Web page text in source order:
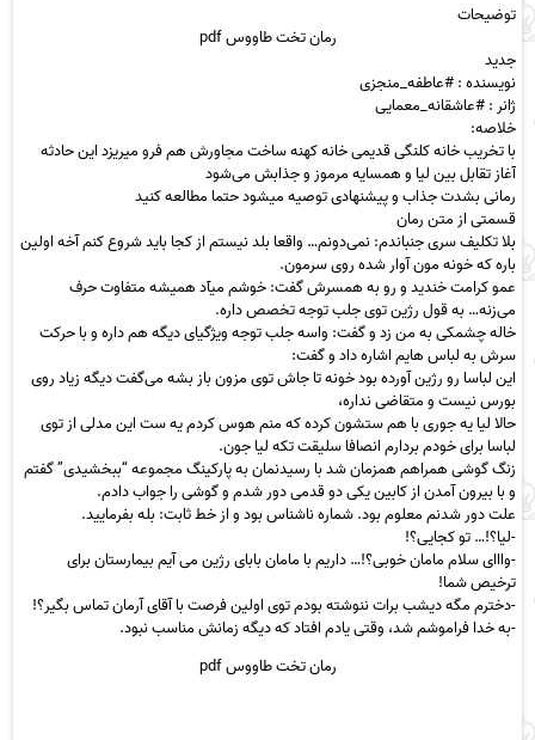
توضیحات
رمان تخت طاووس pdf
جدید
نویسنده : #عاطفه_منجزی
ژانر : #عاشقانه_معمایی
خلاصه:
با تخریب خانه کلنگی قدیمی خانه کهنه ساخت مجاورش هم فرو میریزد این حادثه
آغاز تقابل بین لیا و همسایه مرموز و جذابش می‌شود
رمانی بشدت جذاب و پیشنهادی توصیه میشود حتما مطالعه کنید
قسمتی از متن رمان
بلا تكلیف سری جنباندم: نمی‌دونم… واقعا بلد نیستم از کجا باید شروع کنم آخه اولین
باره که خونه مون آوار شده روی سرمون.
عمو کرامت خندید و رو به همسرش گفت: خوشم میآد همیشه متفاوت حرف
می‌زنه… به قول رژین توی جلب توجه تخصص داره.
خاله چشمکی به من زد و گفت: واسه جلب توجه ویژگیای دیگه هم داره و با حرکت
سرش به لباس هایم اشاره داد و گفت:
این لباسا رو رژین آورده بود خونه تا جاش توی مزون باز بشه می‌گفت دیگه زیاد روی
بورس نیست و متقاضی نداره،
حالا لیا یه جوری با هم ستشون کرده که منم هوس کردم یه ست این مدلی از توی
لباسا برای خودم بردارم انصافا سلیقت تكه ليا جون.
زنگ گوشی همراهم همزمان شد با رسیدنمان به پارکینگ مجموعه “ببخشیدی” گفتم
و با بیرون آمدن از کابین یکی دو قدمی دور شدم و گوشی را جواب دادم.
علت دور شدنم معلوم بود. شماره ناشناس بود و از خط ثابت: بله بفرمایید.
-لیا؟!… تو کجایی؟!
-وااای سلام مامان خوبی؟!… داریم با مامان بابای رژین می آیم بیمارستان برای
ترخیص شما!
-دخترم مگه دیشب برات ننوشته بودم توی اولین فرصت با آقای آرمان تماس بگیر؟!
-به خدا فراموشم شد، وقتی یادم افتاد که دیگه زمانش مناسب نبود.
رمان تخت طاووس pdf